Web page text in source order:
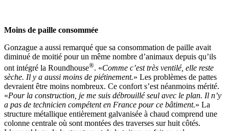
Moins de paille consommée
Gonzague a aussi remarqué que sa consommation de paille avait
diminué de moitié pour un même nombre d’animaux depuis qu’ils
ont intégré la Roundhouse®. «Comme c’est très ventilé, elle reste
sèche. Il y a aussi moins de piétinement.» Les problèmes de pattes
devraient être moins nombreux. Ce confort s’est néanmoins mérité.
«Pour la construction, je me suis débrouillé seul avec le plan. Il n’y
a pas de technicien compétent en France pour ce bâtiment.» La
structure métallique entièrement galvanisée à chaud comprend une
colonne centrale où sont montées des traverses sur huit côtés.